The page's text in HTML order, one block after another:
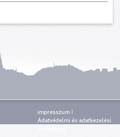
impresszum
Adatvédelmi és adatkezelési